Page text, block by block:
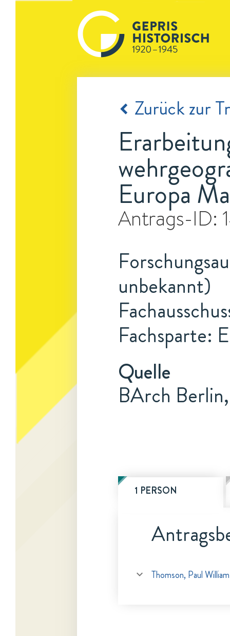
Zurück zur
Europa
Antrags-ID:
unbekannt)
Fachsparte:
Quelle
BArch
1 PERSON
Thomson, Paul William